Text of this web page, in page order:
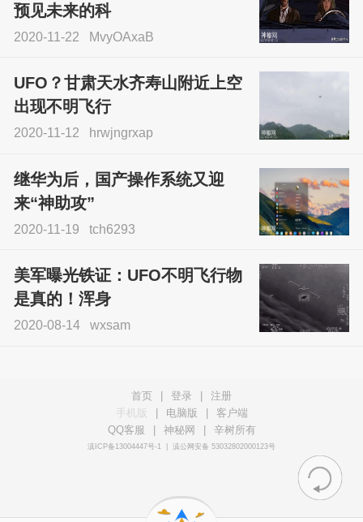
预见未来的科
2020-11-22 MvyOAxaB
UFO？甘肃天水齐寿山附近上空
出现不明飞行
2020-11-12 hrwjngrxap
继华为后，国产操作系统又迎
来“神助攻”
2020-11-19 tch6293
美军曝光铁证：UFO不明飞行物
是真的！浑身
2020-08-14 wxsam
首页 登录
注册
手机版
电脑版
客户端
QQ客服
神秘网 辛树所有
滇ICP备13004447号-1 滇公网安备 53032802000123号